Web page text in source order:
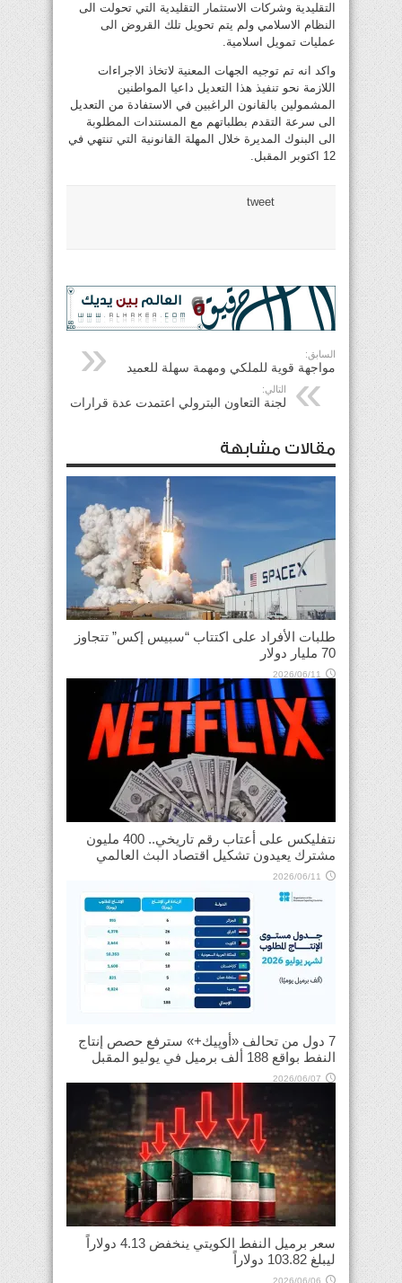
التقليدية وشركات الاستثمار التقليدية التي تحولت الى
النظام الاسلامي ولم يتم تحويل تلك القروض الى
عمليات تمويل اسلامية.
واكد انه تم توجيه الجهات المعنية لاتخاذ الاجراءات
اللازمة نحو تنفيذ هذا التعديل داعيا المواطنين
المشمولين بالقانون الراغبين في الاستفادة من التعديل
الى سرعة التقدم بطلباتهم مع المستندات المطلوبة
الى البنوك المديرة خلال المهلة القانونية التي تنتهي في
12 اكتوبر المقبل.
tweet
السابق:
مواجهة قوية للملكي ومهمة سهلة للعميد
التالي:
لجنة التعاون البترولي اعتمدت عدة قرارات
مقالات مشابهة
طلبات الأفراد على اكتتاب “سبيس إكس” تتجاوز
70 مليار دولار
2026/06/11
نتفليكس على أعتاب رقم تاريخي.. 400 مليون
مشترك يعيدون تشكيل اقتصاد البث العالمي
2026/06/11
7 دول من تحالف «أوپيك+» سترفع حصص إنتاج
النفط بواقع 188 ألف برميل في يوليو المقبل
2026/06/07
سعر برميل النفط الكويتي ينخفض 4.13 دولاراً
ليبلغ 103.82 دولاراً
2026/06/06